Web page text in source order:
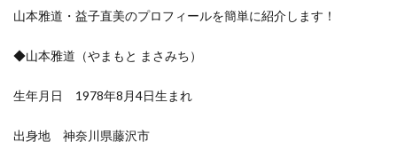
山本雅道・益子直美のプロフィールを簡単に紹介します！
◆山本雅道（やまもと まさみち）
生年月日 1978年8月4日生まれ
出身地 神奈川県藤沢市